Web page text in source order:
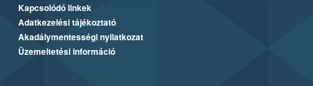
Kapcsolódó linkek
Adatkezelési tájékoztató
Akadálymentességi nyilatkozat
Üzemeltetési információ